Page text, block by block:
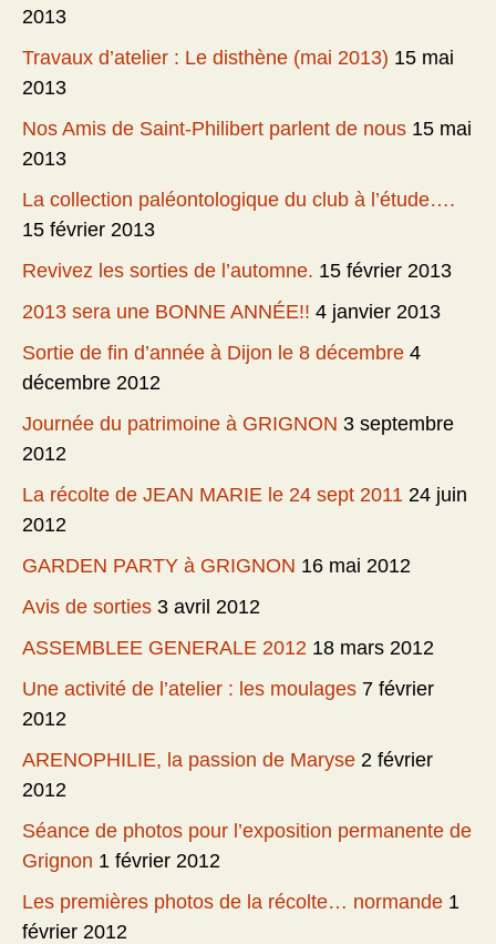
2013
Travaux d’atelier : Le disthène (mai 2013) 15 mai
2013
Nos Amis de Saint-Philibert parlent de nous 15 mai
2013
La collection paléontologique du club à l’étude….
15 février 2013
Revivez les sorties de l’automne. 15 février 2013
2013 sera une BONNE ANNÉE!! 4 janvier 2013
Sortie de fin d’année à Dijon le 8 décembre 4
décembre 2012
Journée du patrimoine à GRIGNON 3 septembre
2012
La récolte de JEAN MARIE le 24 sept 2011 24 juin
2012
GARDEN PARTY à GRIGNON 16 mai 2012
Avis de sorties 3 avril 2012
ASSEMBLEE GENERALE 2012 18 mars 2012
Une activité de l’atelier : les moulages 7 février
2012
ARENOPHILIE, la passion de Maryse 2 février
2012
Séance de photos pour l’exposition permanente de
Grignon 1 février 2012
Les premières photos de la récolte… normande 1
février 2012